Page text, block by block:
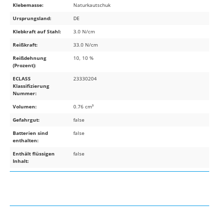
Klebemasse:
Naturkautschuk
Ursprungsland:
DE
Klebkraft auf Stahl:
3.0 N/cm
Reißkraft:
33.0 N/cm
Reißdehnung
(Prozent):
10, 10 %
ECLASS
Klassifizierung
Nummer:
23330204
Volumen:
0.76 cm³
Gefahrgut:
false
Batterien sind
enthalten:
false
Enthält flüssigen
Inhalt:
false